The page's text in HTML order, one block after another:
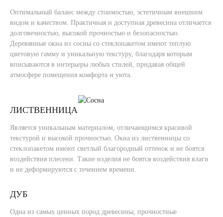
Оптимальный баланс между стоимостью, эстетичным внешним
видом и качеством. Практичная и доступная древесина отличается
долговечностью, высокой прочностью и безопасностью.
Деревянные окна из сосны со стеклопакетом имеют теплую
цветовую гамму и уникальную текстуру, благодаря которым
вписываются в интерьеры любых стилей, придавая общей
атмосфере помещения комфорта и уюта.
ЛИСТВЕННИЦА
Является уникальным материалом, отличающимся красивой
текстурой и высокой прочностью. Окна из лиственницы со
стеклопакетом имеют светлый благородный оттенок и не боятся
воздействия плесени. Такие изделия не боятся воздействия влаги
и не деформируются с течением времени.
ДУБ
Одна из самых ценных пород древесины, прочностные